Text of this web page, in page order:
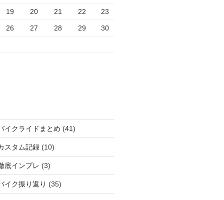
19 20 21 22 23
26 27 28 29 30
イクライドまとめ (41)
スタム記録(10)
底インプレ (3)
イク振り返り (35)